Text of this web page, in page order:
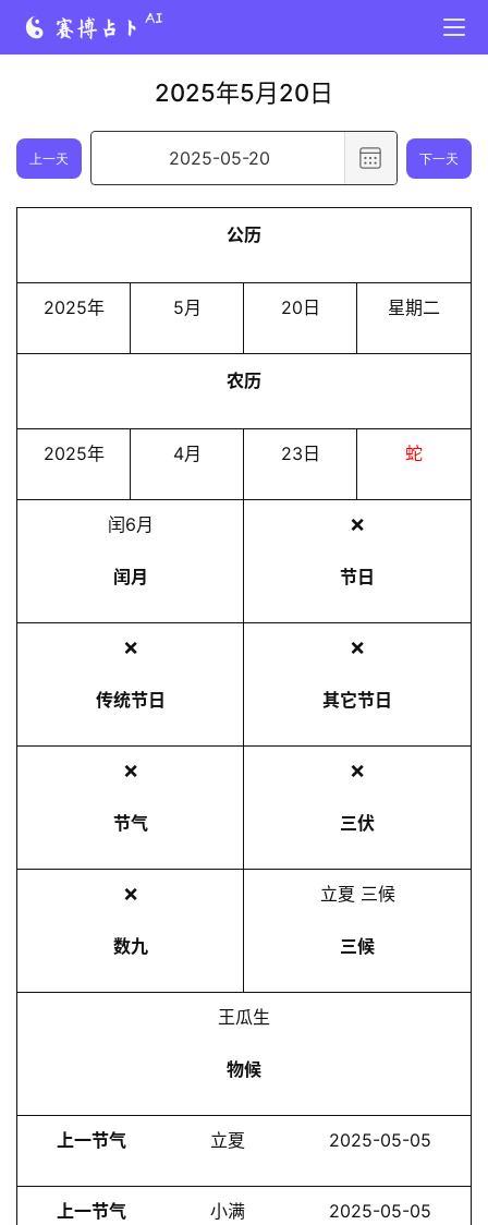
2025年5月20日
上一天
选
日
择
年
0
下一天
公历
2025年 5月 20日 星期二
农历
2025年 4月 23日 蛇
闰6月
闰月
❌
节日
❌
传统节日
❌
其它节日
❌
节气
❌
三伏
❌
数九
立夏 三候
三候
王瓜生
物候
上一节气 立夏 2025-05-05
上一节气 小满 2025-05-05